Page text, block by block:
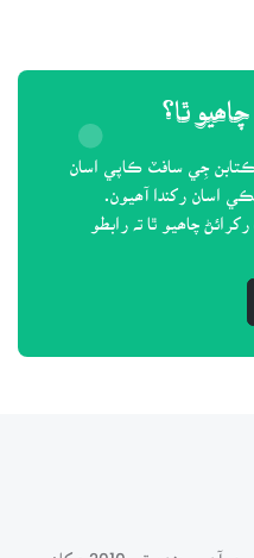
ٿا؟
جِي سافٽ ڪاپي اسان
اسان رکندا آھيون.
چاھيو ٿا تہ رابطو
سنڌسلامت ڪتاب گهر ھڪ آن لائين لائبريري آھي، جنھن تي 2010ع کان